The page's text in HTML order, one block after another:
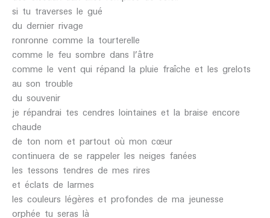
si tu traverses le gué
du dernier rivage
ronronne comme la tourterelle
comme le feu sombre dans l’âtre
comme le vent qui répand la pluie fraîche et les grelots
au son trouble
du souvenir
je répandrai tes cendres lointaines et la braise encore
chaude
de ton nom et partout où mon cœur
continuera de se rappeler les neiges fanées
les tessons tendres de mes rires
et éclats de larmes
les couleurs légères et profondes de ma jeunesse
orphée tu seras là